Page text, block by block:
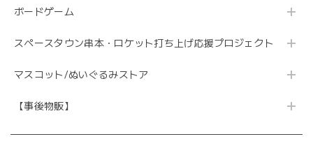
ボードゲーム
スペースタウン串本・ロケット打ち上げ応援プロジェクト
マスコット/ぬいぐるみストア
【事後物販】